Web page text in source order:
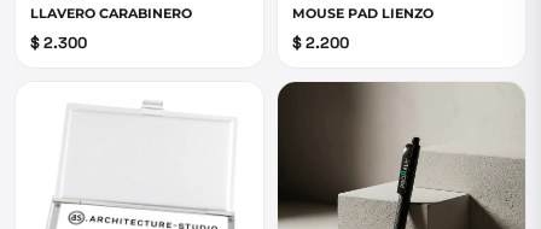
LLAVERO CARABINERO
$ 2.300
MOUSE PAD LIENZO
$ 2.200